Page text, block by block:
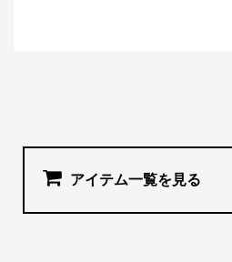
アイテム一覧を見る